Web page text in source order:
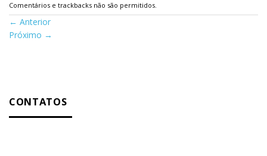
Comentários e trackbacks não são permitidos.
← Anterior
Próximo →
CONTATOS